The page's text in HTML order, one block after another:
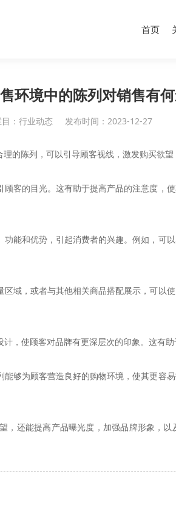
首页
环境中的陈列对销售有
：行业动态 发布时间：2023-12-27
的陈列，可以引导顾客视线，激发购买欲
客的目光。这有助于提高产品的注意度，
能和优势，引起消费者的兴趣。例如，可
域，或者与其他相关商品搭配展示，可以
，使顾客对品牌有更深层次的印象。这有
够为顾客营造良好的购物环境，使其更容
，还能提高产品曝光度，加强品牌形象，